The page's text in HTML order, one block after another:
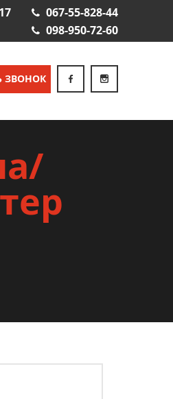
067-55-828-44
098-950-72-60
ЗВОНОК